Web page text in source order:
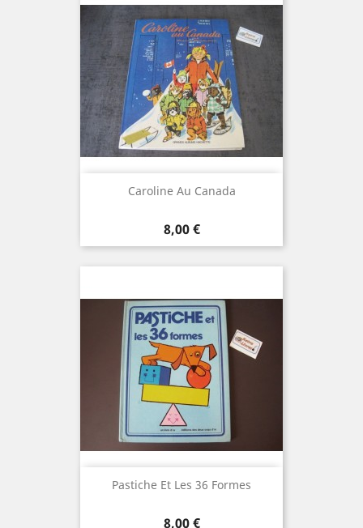
Caroline Au Canada
Prix
8,00 €
Pastiche Et Les 36 Formes
Prix
8,00 €